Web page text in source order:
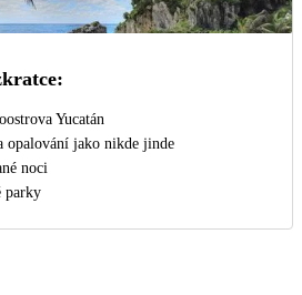
Yucatán
opalování jako nikde jinde
noci
parky